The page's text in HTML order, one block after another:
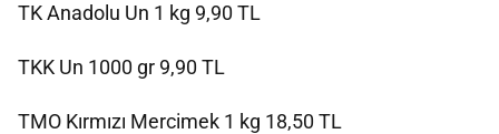
TK Anadolu Un 1 kg 9,90 TL
TKK Un 1000 gr 9,90 TL
TMO Kırmızı Mercimek 1 kg 18,50 TL